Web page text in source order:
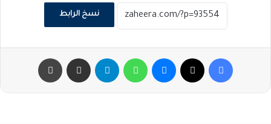
نسخ الرابط
فيسبوك ماسنجر واتساب تيلقرام مشاركة عبر البريد